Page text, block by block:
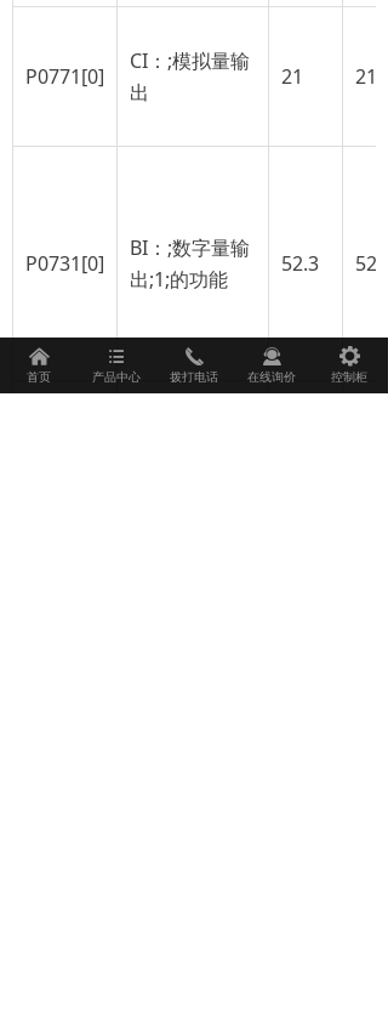
P0771[0]
CI：;模拟量输
出
21 21
P0731[0]
BI：;数字量输
出;1;的功能
52.3 52.2
낀
首页
뀑
产品中心
끅
拨打电话
끤
在线询价
끶
控制柜